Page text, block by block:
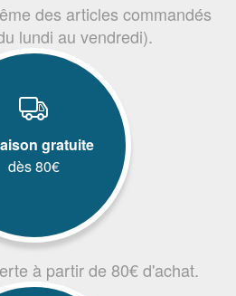
des articles commandés
lundi au vendredi).
gratuite
dès 80€
à partir de 80€ d'achat.